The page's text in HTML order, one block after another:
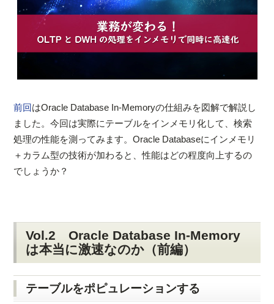
前回はOracle Database In-Memoryの仕組みを図解で解説し
ました。今回は実際にテーブルをインメモリ化して、検索
処理の性能を測ってみます。Oracle Databaseにインメモリ
＋カラム型の技術が加わると、性能はどの程度向上するの
でしょうか？
Vol.2 Oracle Database In-Memory
は本当に激速なのか（前編）
テーブルをポピュレーションする